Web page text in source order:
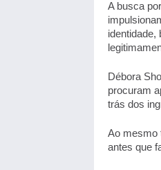
A busca
identidade,
Débora
procuram
trás dos
Ao mesmo
antes que